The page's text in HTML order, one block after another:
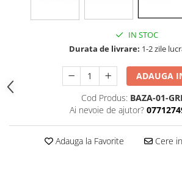
IN STOC
Durata de livrare: 1-2 zile
ADAUGA
Cod Produs: BAZA-01-GRI
Ai nevoie de ajutor?
Adauga la Favorite Cere